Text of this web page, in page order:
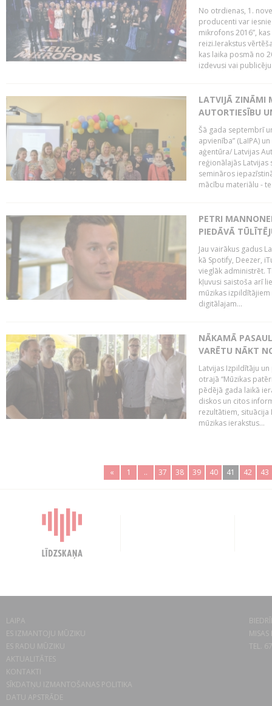
No otrdienas, 1.
producenti var
mikrofons 2016”,
reizi.Ierakstus
kas laika posmā no
izdevusi vai
LATVIJĀ ZINĀMI
AUTORTIESĪBU
Šā gada septembrī
apvienība” (LaIPA)
aģentūra/ Latvijas
reģionālajās
semināros
mācību materiālu -
PETRI
PIEDĀVĀ
Jau vairākus gadus
kā Spotify, Deezer,
vieglāk administrēt.
kļuvusi saistoša arī
mūzikas
digitālajam...
NĀKAMĀ
VARĒTU NĀKT
Latvijas Izpildītāju
otrajā “Mūzikas
pēdējā gada laikā
diskos un citos
rezultātiem, situācija
mūzikas ierakstus...
« 1 .. 37 38 39 40 41 42 43
LAIPA
ES IZMANTOJU MŪZIKU
ES RADU MŪZIKU
AKTUALITĀTES
KONTAKTI
SĪKDATŅU IZMANTOŠANAS POLITIKA
DATU APSTRĀDE
TEL.